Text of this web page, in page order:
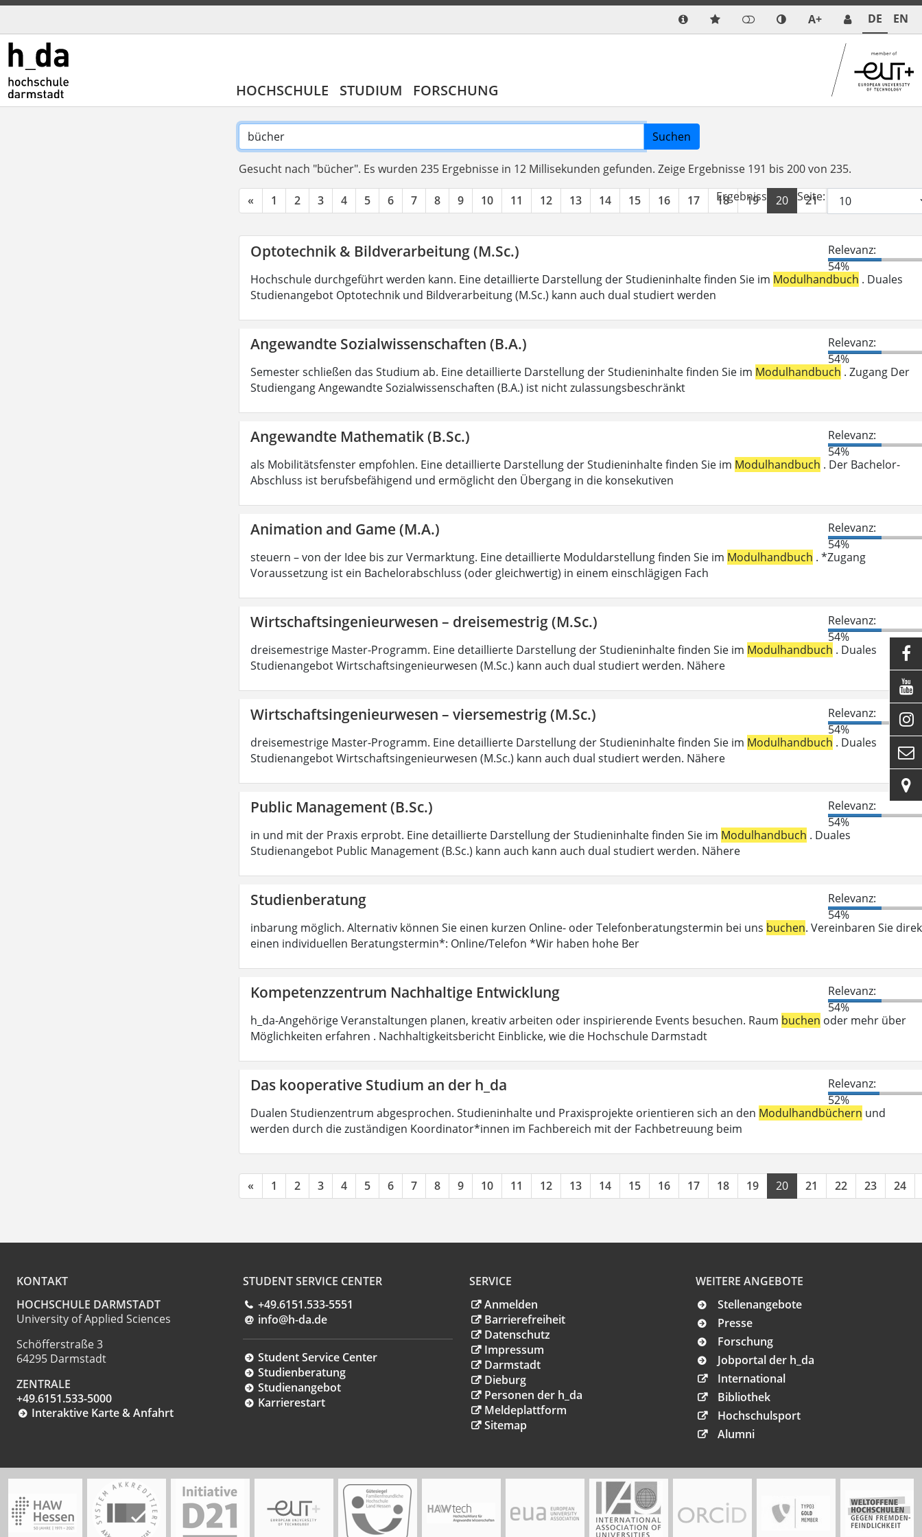
A+ DE EN
HOCHSCHULE STUDIUM FORSCHUNG
Suchen
Gesucht nach "bücher". Es wurden 235 Ergebnisse in 12 Millisekunden gefunden. Zeige Ergebnisse 191 bis 200 von 235.
« 1 2 3 4 5 6 7 8 9 10 11 12 13 14 15 16 17 18 19 20 21 22
Ergebnisse pro Seite:
Optotechnik & Bildverarbeitung (M.Sc.)
Relevanz:
54%
Hochschule durchgeführt werden kann. Eine detaillierte Darstellung der Studieninhalte finden Sie im Modulhandbuch . Duales
Studienangebot Optotechnik und Bildverarbeitung (M.Sc.) kann auch dual studiert werden
Angewandte Sozialwissenschaften (B.A.)
Relevanz:
54%
Semester schließen das Studium ab. Eine detaillierte Darstellung der Studieninhalte finden Sie im Modulhandbuch . Zugang Der
Studiengang Angewandte Sozialwissenschaften (B.A.) ist nicht zulassungsbeschränkt
Angewandte Mathematik (B.Sc.)
Relevanz:
54%
als Mobilitätsfenster empfohlen. Eine detaillierte Darstellung der Studieninhalte finden Sie im Modulhandbuch . Der Bachelor-
Abschluss ist berufsbefähigend und ermöglicht den Übergang in die konsekutiven
Animation and Game (M.A.)
Relevanz:
54%
steuern – von der Idee bis zur Vermarktung. Eine detaillierte Moduldarstellung finden Sie im Modulhandbuch . *Zugang
Voraussetzung ist ein Bachelorabschluss (oder gleichwertig) in einem einschlägigen Fach
Wirtschaftsingenieurwesen – dreisemestrig (M.Sc.)
Relevanz:
54%
dreisemestrige Master-Programm. Eine detaillierte Darstellung der Studieninhalte finden Sie im Modulhandbuch . Duales
Studienangebot Wirtschaftsingenieurwesen (M.Sc.) kann auch dual studiert werden. Nähere
Wirtschaftsingenieurwesen – viersemestrig (M.Sc.)
Relevanz:
54%
dreisemestrige Master-Programm. Eine detaillierte Darstellung der Studieninhalte finden Sie im Modulhandbuch . Duales
Studienangebot Wirtschaftsingenieurwesen (M.Sc.) kann auch dual studiert werden. Nähere
Public Management (B.Sc.)
Relevanz:
54%
in und mit der Praxis erprobt. Eine detaillierte Darstellung der Studieninhalte finden Sie im Modulhandbuch . Duales
Studienangebot Public Management (B.Sc.) kann auch kann auch dual studiert werden. Nähere
Studienberatung
Relevanz:
54%
inbarung möglich. Alternativ können Sie einen kurzen Online- oder Telefonberatungstermin bei uns buchen. Vereinbaren Sie
einen individuellen Beratungstermin*: Online/Telefon *Wir haben hohe Ber
Kompetenzzentrum Nachhaltige Entwicklung
Relevanz:
54%
h_da-Angehörige Veranstaltungen planen, kreativ arbeiten oder inspirierende Events besuchen. Raum buchen oder mehr über
Möglichkeiten erfahren . Nachhaltigkeitsbericht Einblicke, wie die Hochschule Darmstadt
Das kooperative Studium an der h_da
Relevanz:
52%
Dualen Studienzentrum abgesprochen. Studieninhalte und Praxisprojekte orientieren sich an den Modulhandbüchern und
werden durch die zuständigen Koordinator*innen im Fachbereich mit der Fachbetreuung beim
« 1 2 3 4 5 6 7 8 9 10 11 12 13 14 15 16 17 18 19 20 21 22 23 24
KONTAKT
HOCHSCHULE DARMSTADT
University of Applied Sciences
Schöfferstraße 3
64295 Darmstadt
ZENTRALE
+49.6151.533-5000
Interaktive Karte & Anfahrt
STUDENT SERVICE CENTER
+49.6151.533-5551
info@h-da.de
Student Service Center
Studienberatung
Studienangebot
Karrierestart
SERVICE
Anmelden
Barrierefreiheit
Datenschutz
Impressum
Darmstadt
Dieburg
Personen der h_da
Meldeplattform
Sitemap
WEITERE ANGEBOTE
Stellenangebote
Presse
Forschung
Jobportal der h_da
International
Bibliothek
Hochschulsport
Alumni




